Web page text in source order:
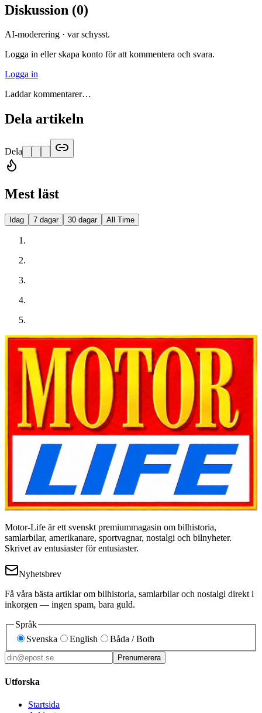
Diskussion (0)
AI-moderering · var schysst.
Logga in eller skapa konto för att kommentera och svara.
Logga in
Laddar kommentarer…
Dela artikeln
Dela
Mest läst
Idag 7 dagar 30 dagar All Time
Motor-Life är ett svenskt premiummagasin om bilhistoria,
samlarbilar, amerikanare, sportvagnar, nostalgi och bilnyheter.
Skrivet av entusiaster för entusiaster.
Nyhetsbrev
Få våra bästa artiklar om bilhistoria, samlarbilar och nostalgi direkt i
inkorgen — ingen spam, bara guld.
Språk
Svenska
English Båda / Both
Prenumerera
Utforska
Startsida